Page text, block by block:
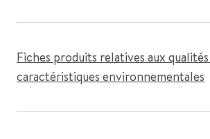
Fiches produits relatives aux
caractéristiques environnementales